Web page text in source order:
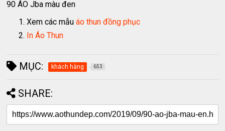
90 ÁO Jba màu đen
Xem các mẫuáo thun đồng phục
In Áo Thun
MỤC: khách hàng 653
SHARE: